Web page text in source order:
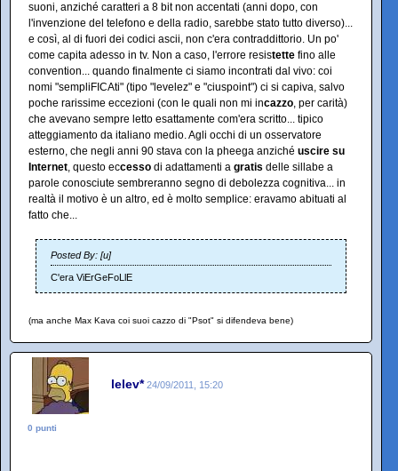
suoni, anziché caratteri a 8 bit non accentati (anni dopo, con
l'invenzione del telefono e della radio, sarebbe stato tutto diverso)...
e così, al di fuori dei codici ascii, non c'era contraddittorio. Un po'
come capita adesso in tv. Non a caso, l'errore resistette fino alle
convention... quando finalmente ci siamo incontrati dal vivo: coi
nomi "sempliFICAti" (tipo "levelez" e "ciuspoint") ci si capiva, salvo
poche rarissime eccezioni (con le quali non mi incazzo, per carità)
che avevano sempre letto esattamente com'era scritto... tipico
atteggiamento da italiano medio. Agli occhi di un osservatore
esterno, che negli anni 90 stava con la pheega anziché uscire su
Internet, questo eccesso di adattamenti a gratis delle sillabe a
parole conosciute sembreranno segno di debolezza cognitiva... in
realtà il motivo è un altro, ed è molto semplice: eravamo abituati al
fatto che...
Posted By: [u]
C'era ViErGeFoLlE
(ma anche Max Kava coi suoi cazzo di "Psot" si difendeva bene)
lelev* 24/09/2011, 15:20
0 punti